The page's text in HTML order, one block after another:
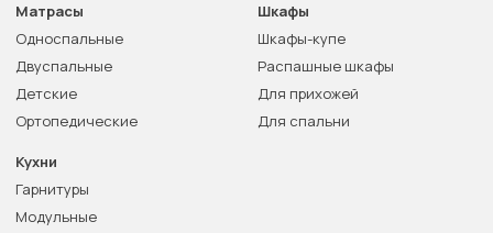
Матрасы
Односпальные
Двуспальные
Детские
Ортопедические
Шкафы
Шкафы-купе
Распашные шкафы
Для прихожей
Для спальни
Кухни
Гарнитуры
Модульные